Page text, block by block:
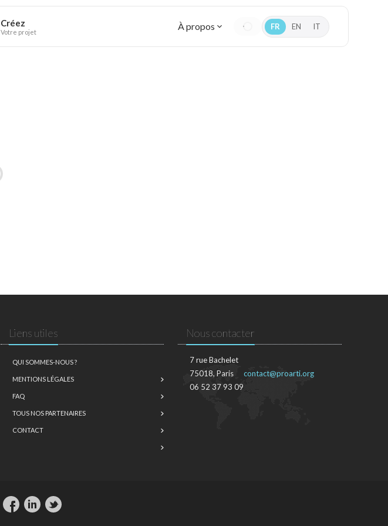
Créez
Votre projet À propos FR EN IT
Liens utiles
QUI SOMMES-NOUS ?
MENTIONS LÉGALES
FAQ
TOUS NOS PARTENAIRES
CONTACT
Nous contacter
7 rue Bachelet
75018, Paris
06 52 37 93 09
contact@proarti.org